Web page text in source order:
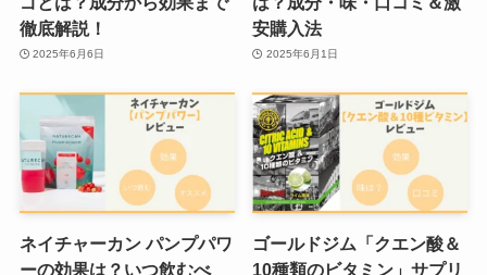
徹底解説！
2025年6月6日
安購入法
2025年6月1日
ネイチャーカン パンプパワ
ーの効果は？いつ飲むべ
ゴールドジム「クエン酸＆
10種類のビタミン」サプリ